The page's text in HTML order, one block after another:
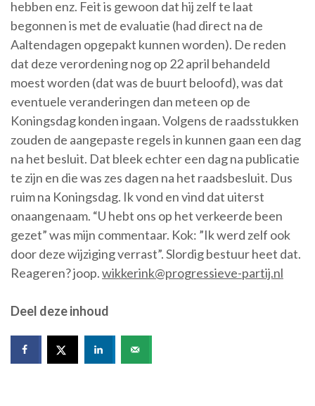
hebben enz. Feit is gewoon dat hij zelf te laat
begonnen is met de evaluatie (had direct na de
Aaltendagen opgepakt kunnen worden). De reden
dat deze verordening nog op 22 april behandeld
moest worden (dat was de buurt beloofd), was dat
eventuele veranderingen dan meteen op de
Koningsdag konden ingaan. Volgens de raadsstukken
zouden de aangepaste regels in kunnen gaan een dag
na het besluit. Dat bleek echter een dag na publicatie
te zijn en die was zes dagen na het raadsbesluit. Dus
ruim na Koningsdag. Ik vond en vind dat uiterst
onaangenaam. “U hebt ons op het verkeerde been
gezet” was mijn commentaar. Kok: ”Ik werd zelf ook
door deze wijziging verrast”. Slordig bestuur heet dat.
Reageren? joop.wikkerink@progressieve-partij.nl
Deel deze inhoud